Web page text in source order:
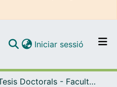
per tot el DD
Iniciar sessió (current)
Tesis Doctorals - Facultat - Filologia